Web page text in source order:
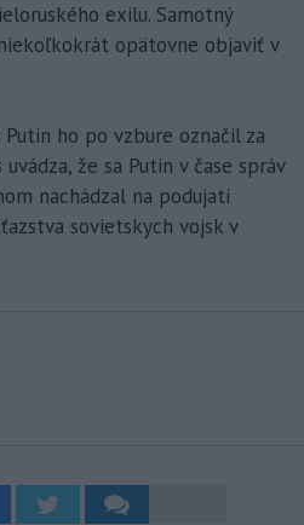
exilu. Samotný
opätovne objaviť v
ho po vzbure označil za
že sa Putin v čase správ
nachádzal na podujatí
sovietskych vojsk v